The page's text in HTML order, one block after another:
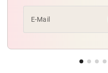
E-Mail